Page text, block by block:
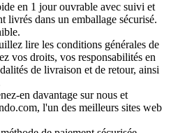
en 1 jour ouvrable avec suivi et
livrés dans un emballage sécurisé.
lire les conditions générales de
vos droits, vos responsabilités en
de livraison et de retour, ainsi
en davantage sur nous et
l'un des meilleurs sites web